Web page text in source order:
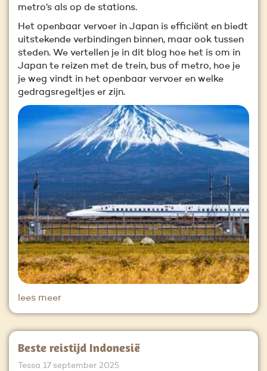
metro’s als op de stations.
Het openbaar vervoer in Japan is efficiënt en biedt
uitstekende verbindingen binnen, maar ook tussen
steden. We vertellen je in dit blog hoe het is om in
Japan te reizen met de trein, bus of metro, hoe je
je weg vindt in het openbaar vervoer en welke
gedragsregeltjes er zijn.
lees meer
Beste reistijd Indonesië
Tessa 17 september 2025